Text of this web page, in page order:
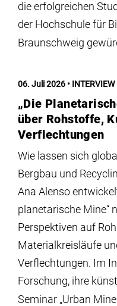
die erfolgreichen
der Hochschule für
Braunschweig
06. Juli 2026 INTERVIEW
„Die
über Rohstoffe,
Verflechtungen
Wie lassen sich
Bergbau und
Ana Alenso
planetarische Mine“
Perspektiven auf
Materialkreisläufe
Verflechtungen. Im
Forschung, ihre
Seminar „Urban